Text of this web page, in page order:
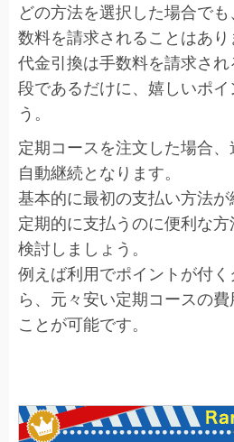
どの方法を選択した場合で
数料を請求されることはあり
代金引換は手数料を請求さ
段であるだけに、嬉しいポイ
う。
定期コースを注文した場合
自動継続となります。
基本的に最初の支払い方法が
定期的に支払うのに便利な方
検討しましょう。
例えば利用でポイントが付
ら、元々安い定期コースの
ことが可能です。